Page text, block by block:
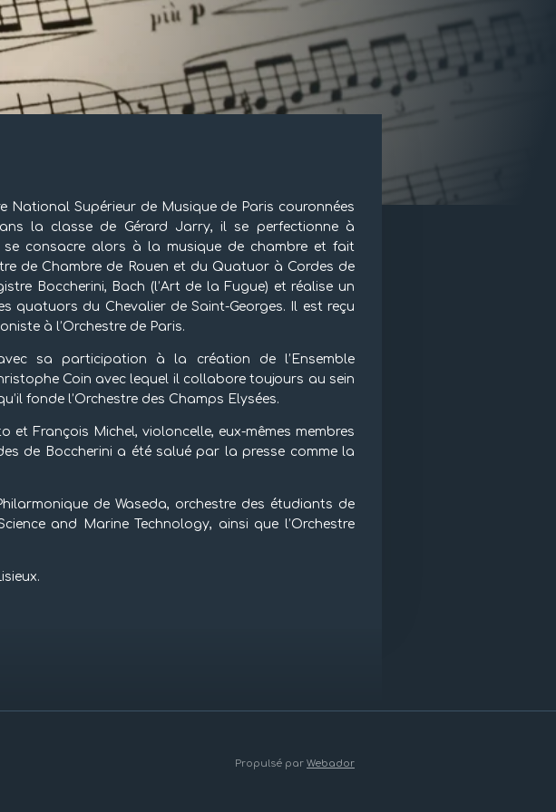
National Supérieur de Musique de Paris couronnées
la classe de Gérard Jarry, il se perfectionne à
se consacre alors à la musique de chambre et fait
de Chambre de Rouen et du Quatuor à Cordes de
Boccherini, Bach (l’Art de la Fugue) et réalise un
quatuors du Chevalier de Saint-Georges. Il est reçu
à l’Orchestre de Paris.
sa participation à la création de l’Ensemble
Coin avec lequel il collabore toujours au sein
fonde l’Orchestre des Champs Elysées.
et François Michel, violoncelle, eux-mêmes membres
de Boccherini a été salué par la presse comme la
de Waseda, orchestre des étudiants de
and Marine Technology, ainsi que l’Orchestre
Propulsé par Webador